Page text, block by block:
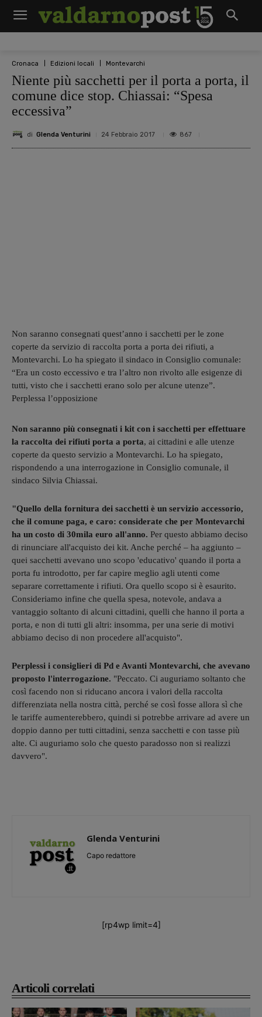
Cronaca Edizioni locali Montevarchi
Niente più sacchetti per il porta a porta, il
comune dice stop. Chiassai: “Spesa
eccessiva”
di Glenda Venturini 24 Febbraio 2017 867
Articoli correlati
Non saranno consegnati quest’anno i sacchetti per le zone
coperte da servizio di raccolta porta a porta dei rifiuti, a
Montevarchi. Lo ha spiegato il sindaco in Consiglio comunale:
“Era un costo eccessivo e tra l’altro non rivolto alle esigenze di
tutti, visto che i sacchetti erano solo per alcune utenze”.
Perplessa l’opposizione
Non saranno più consegnati i kit con i sacchetti per effettuare
la raccolta dei rifiuti porta a porta, ai cittadini e alle utenze
coperte da questo servizio a Montevarchi. Lo ha spiegato,
rispondendo a una interrogazione in Consiglio comunale, il
sindaco Silvia Chiassai.
"Quello della fornitura dei sacchetti è un servizio accessorio,
che il comune paga, e caro: considerate che per Montevarchi
ha un costo di 30mila euro all'anno. Per questo abbiamo deciso
di rinunciare all'acquisto dei kit. Anche perché – ha aggiunto –
quei sacchetti avevano uno scopo 'educativo' quando il porta a
porta fu introdotto, per far capire meglio agli utenti come
separare correttamente i rifiuti. Ora quello scopo si è esaurito.
Consideriamo infine che quella spesa, notevole, andava a
vantaggio soltanto di alcuni cittadini, quelli che hanno il porta a
porta, e non di tutti gli altri: insomma, per una serie di motivi
abbiamo deciso di non procedere all'acquisto".
Perplessi i consiglieri di Pd e Avanti Montevarchi, che avevano
proposto l'interrogazione. "Peccato. Ci auguriamo soltanto che
così facendo non si riducano ancora i valori della raccolta
differenziata nella nostra città, perché se così fosse allora sì che
le tariffe aumenterebbero, quindi si potrebbe arrivare ad avere un
doppio danno per tutti cittadini, senza sacchetti e con tasse più
alte. Ci auguriamo solo che questo paradosso non si realizzi
davvero".
Glenda Venturini
Capo redattore
[rp4wp limit=4]